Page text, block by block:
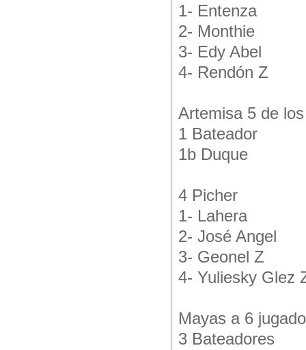
1- Entenza
2- Monthie
3- Edy Abel
4- Rendón Z
Artemisa 5 de
1 Bateador
1b Duque
4 Picher
1- Lahera
2- José Angel
3- Geonel Z
4- Yuliesky Glez
Mayas a 6
3 Bateadores